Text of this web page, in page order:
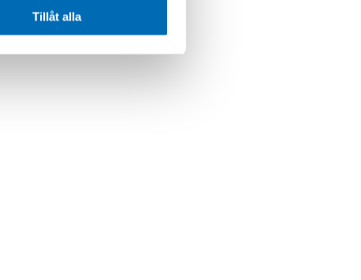
Tillåt alla